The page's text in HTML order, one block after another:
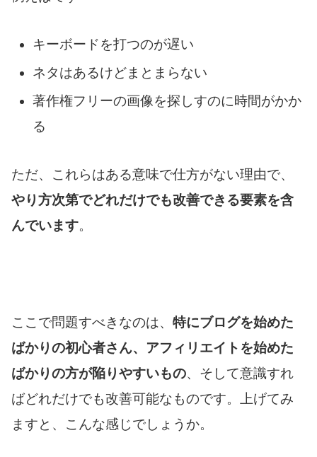
キーボードを打つのが遅い
ネタはあるけどまとまらない
著作権フリーの画像を探しすのに時間がかか
る
ただ、これらはある意味で仕方がない理由で、
やり方次第でどれだけでも改善できる要素を含
んでいます。
ここで問題すべきなのは、 特にブログを始めた
ばかりの初心者さん、アフィリエイトを始めた
ばかりの方が陥りやすいもの、そして意識すれ
ばどれだけでも改善可能なものです。上げてみ
ますと、こんな感じでしょうか。